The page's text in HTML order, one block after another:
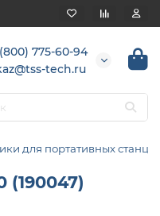
775-60-94
tech.ru
для портативных
(190047)